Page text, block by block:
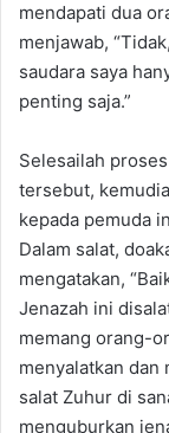
mendapati dua
menjawab,
saudara saya
penting saja.”
Selesailah
tersebut,
kepada pemuda
Dalam salat,
mengatakan,
Jenazah ini
memang orang-
menyalatkan dan
salat Zuhur di
menguburkan